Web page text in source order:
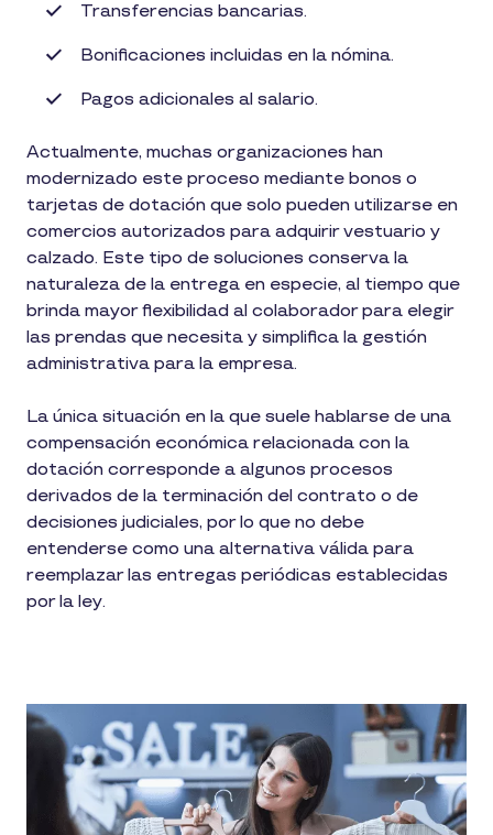
Transferencias bancarias.
Bonificaciones incluidas en la nómina.
Pagos adicionales al salario.
Actualmente, muchas organizaciones han
modernizado este proceso mediante bonos o
tarjetas de dotación que solo pueden utilizarse en
comercios autorizados para adquirir vestuario y
calzado. Este tipo de soluciones conserva la
naturaleza de la entrega en especie, al tiempo que
brinda mayor flexibilidad al colaborador para elegir
las prendas que necesita y simplifica la gestión
administrativa para la empresa.
La única situación en la que suele hablarse de una
compensación económica relacionada con la
dotación corresponde a algunos procesos
derivados de la terminación del contrato o de
decisiones judiciales, por lo que no debe
entenderse como una alternativa válida para
reemplazar las entregas periódicas establecidas
por la ley.